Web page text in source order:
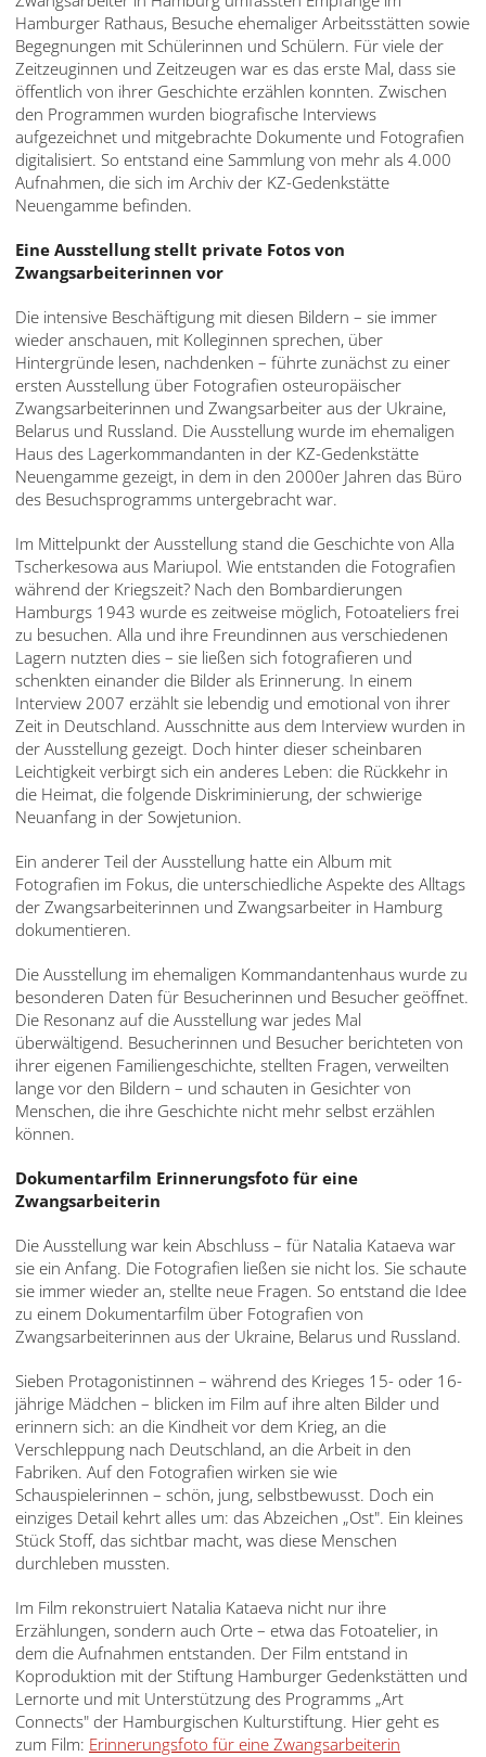
Hamburger Rathaus, Besuche ehemaliger Arbeitsstätten sowie
Begegnungen mit Schülerinnen und Schülern. Für viele der
Zeitzeuginnen und Zeitzeugen war es das erste Mal, dass sie
öffentlich von ihrer Geschichte erzählen konnten. Zwischen
den Programmen wurden biografische Interviews
aufgezeichnet und mitgebrachte Dokumente und Fotografien
digitalisiert. So entstand eine Sammlung von mehr als 4.000
Aufnahmen, die sich im Archiv der KZ-Gedenkstätte
Neuengamme befinden.
Eine Ausstellung stellt private Fotos von
Zwangsarbeiterinnen vor
Die intensive Beschäftigung mit diesen Bildern – sie immer
wieder anschauen, mit Kolleginnen sprechen, über
Hintergründe lesen, nachdenken – führte zunächst zu einer
ersten Ausstellung über Fotografien osteuropäischer
Zwangsarbeiterinnen und Zwangsarbeiter aus der Ukraine,
Belarus und Russland. Die Ausstellung wurde im ehemaligen
Haus des Lagerkommandanten in der KZ-Gedenkstätte
Neuengamme gezeigt, in dem in den 2000er Jahren das Büro
des Besuchsprogramms untergebracht war.
Im Mittelpunkt der Ausstellung stand die Geschichte von Alla
Tscherkesowa aus Mariupol. Wie entstanden die Fotografien
während der Kriegszeit? Nach den Bombardierungen
Hamburgs 1943 wurde es zeitweise möglich, Fotoateliers frei
zu besuchen. Alla und ihre Freundinnen aus verschiedenen
Lagern nutzten dies – sie ließen sich fotografieren und
schenkten einander die Bilder als Erinnerung. In einem
Interview 2007 erzählt sie lebendig und emotional von ihrer
Zeit in Deutschland. Ausschnitte aus dem Interview wurden in
der Ausstellung gezeigt. Doch hinter dieser scheinbaren
Leichtigkeit verbirgt sich ein anderes Leben: die Rückkehr in
die Heimat, die folgende Diskriminierung, der schwierige
Neuanfang in der Sowjetunion.
Ein anderer Teil der Ausstellung hatte ein Album mit
Fotografien im Fokus, die unterschiedliche Aspekte des Alltags
der Zwangsarbeiterinnen und Zwangsarbeiter in Hamburg
dokumentieren.
Die Ausstellung im ehemaligen Kommandantenhaus wurde zu
besonderen Daten für Besucherinnen und Besucher geöffnet.
Die Resonanz auf die Ausstellung war jedes Mal
überwältigend. Besucherinnen und Besucher berichteten von
ihrer eigenen Familiengeschichte, stellten Fragen, verweilten
lange vor den Bildern – und schauten in Gesichter von
Menschen, die ihre Geschichte nicht mehr selbst erzählen
können.
Dokumentarfilm Erinnerungsfoto für eine
Zwangsarbeiterin
Die Ausstellung war kein Abschluss – für Natalia Kataeva war
sie ein Anfang. Die Fotografien ließen sie nicht los. Sie schaute
sie immer wieder an, stellte neue Fragen. So entstand die Idee
zu einem Dokumentarfilm über Fotografien von
Zwangsarbeiterinnen aus der Ukraine, Belarus und Russland.
Sieben Protagonistinnen – während des Krieges 15- oder 16-
jährige Mädchen – blicken im Film auf ihre alten Bilder und
erinnern sich: an die Kindheit vor dem Krieg, an die
Verschleppung nach Deutschland, an die Arbeit in den
Fabriken. Auf den Fotografien wirken sie wie
Schauspielerinnen – schön, jung, selbstbewusst. Doch ein
einziges Detail kehrt alles um: das Abzeichen „Ost". Ein kleines
Stück Stoff, das sichtbar macht, was diese Menschen
durchleben mussten.
Im Film rekonstruiert Natalia Kataeva nicht nur ihre
Erzählungen, sondern auch Orte – etwa das Fotoatelier, in
dem die Aufnahmen entstanden. Der Film entstand in
Koproduktion mit der Stiftung Hamburger Gedenkstätten und
Lernorte und mit Unterstützung des Programms „Art
Connects" der Hamburgischen Kulturstiftung. Hier geht es
zum Film: Erinnerungsfoto für eine Zwangsarbeiterin